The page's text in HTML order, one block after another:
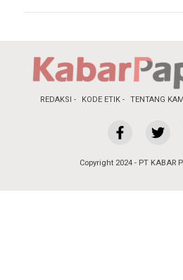
REDAKSI KODE ETIK TENTANG
Copyright 2024 - PT KABAR